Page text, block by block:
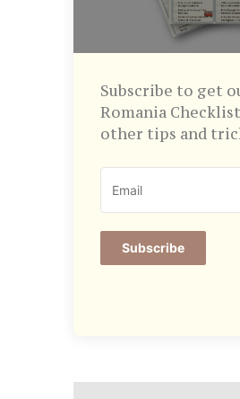
Subscribe to get
Romania
other tips and
Subscribe